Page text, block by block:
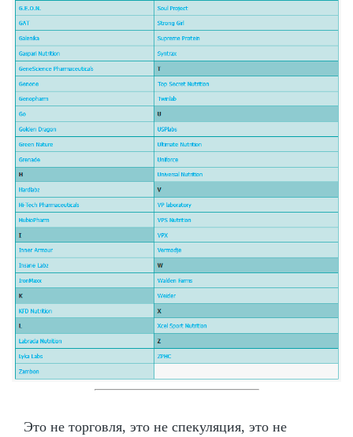
Это не торговля, это не спекуляция, это не